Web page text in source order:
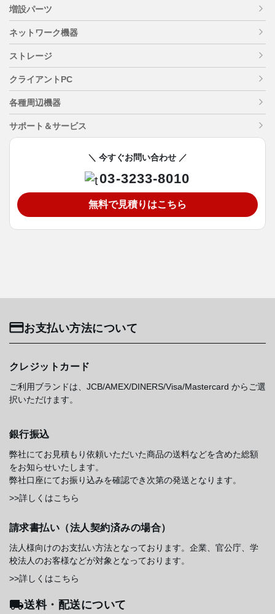
増設パーツ
ネットワーク機器
ストレージ
クライアントPC
各種周辺機器
サポート＆サービス
＼ 今すぐお問い合わせ ／
03-3233-8010
無料で見積りはこちら
お支払い方法について
クレジットカード
ご利用ブランドは、JCB/AMEX/DINERS/Visa/Mastercard からご選
択いただけます。
銀行振込
弊社にてお見積もり依頼いただいた商品の送料などを含めた総額
をお知らせいたします。
弊社口座にてお振り込みを確認でき次第の発送となります。
>>詳しくはこちら
請求書払い（法人契約済みの場合）
法人様向けのお支払い方法となっております。企業、官公庁、学
校法人のお客様などが対象となっております。
>>詳しくはこちら
送料・配送について